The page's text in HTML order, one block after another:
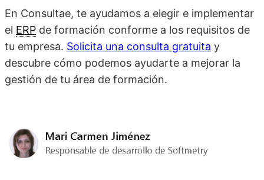
En Consultae, te ayudamos a elegir e implementar
el ERP de formación conforme a los requisitos de
tu empresa. Solicita una consulta gratuita y
descubre cómo podemos ayudarte a mejorar la
gestión de tu área de formación.